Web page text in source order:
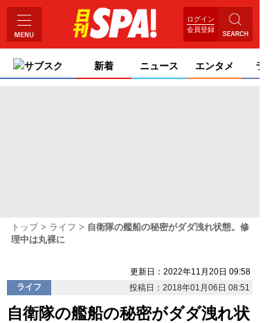
ログイン
会員登録
サブスク 新着 ニュース エンタメ ライ
トップ ライフ
自衛隊の艦船の秘密がダダ洩れ状態。修
理中は丸裸に
更新日：2022年11月20日 09:58
ライフ
投稿日：2018年01月06日 08:51
自衛隊の艦船の秘密がダダ洩れ状